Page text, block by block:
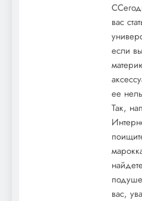
вас
если
ее
Так,
вас,